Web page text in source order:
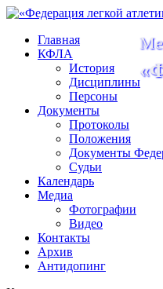
Главная
КФЛА
История
Дисциплины
Персоны
Документы
Протоколы
Положения
Документы
Судьи
Календарь
Медиа
Фотографии
Видео
Контакты
Архив
Антидопинг